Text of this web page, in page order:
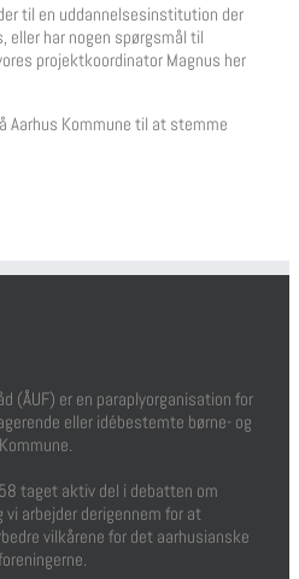
til en uddannelsesinstitution der
eller har nogen spørgsmål til
projektkoordinator Magnus her
Aarhus Kommune til at stemme
(ÅUF) er en paraplyorganisation for
eller idébestemte børne- og
taget aktiv del i debatten om
arbejder derigennem for at
vilkårene for det aarhusianske